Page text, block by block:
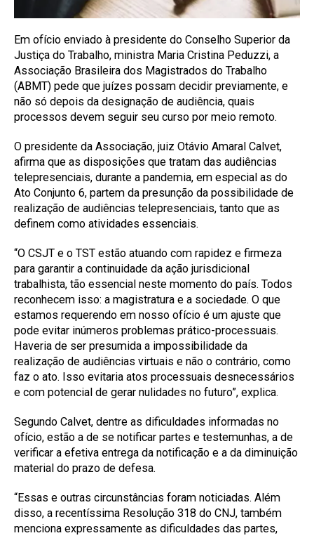
Em ofício enviado à presidente do Conselho Superior da
Justiça do Trabalho, ministra Maria Cristina Peduzzi, a
Associação Brasileira dos Magistrados do Trabalho
(ABMT) pede que juízes possam decidir previamente, e
não só depois da designação de audiência, quais
processos devem seguir seu curso por meio remoto.
O presidente da Associação, juiz Otávio Amaral Calvet,
afirma que as disposições que tratam das audiências
telepresenciais, durante a pandemia, em especial as do
Ato Conjunto 6, partem da presunção da possibilidade de
realização de audiências telepresenciais, tanto que as
definem como atividades essenciais.
“O CSJT e o TST estão atuando com rapidez e firmeza
para garantir a continuidade da ação jurisdicional
trabalhista, tão essencial neste momento do país. Todos
reconhecem isso: a magistratura e a sociedade. O que
estamos requerendo em nosso ofício é um ajuste que
pode evitar inúmeros problemas prático-processuais.
Haveria de ser presumida a impossibilidade da
realização de audiências virtuais e não o contrário, como
faz o ato. Isso evitaria atos processuais desnecessários
e com potencial de gerar nulidades no futuro”, explica.
Segundo Calvet, dentre as dificuldades informadas no
ofício, estão a de se notificar partes e testemunhas, a de
verificar a efetiva entrega da notificação e a da diminuição
material do prazo de defesa.
“Essas e outras circunstâncias foram noticiadas. Além
disso, a recentíssima Resolução 318 do CNJ, também
menciona expressamente as dificuldades das partes,